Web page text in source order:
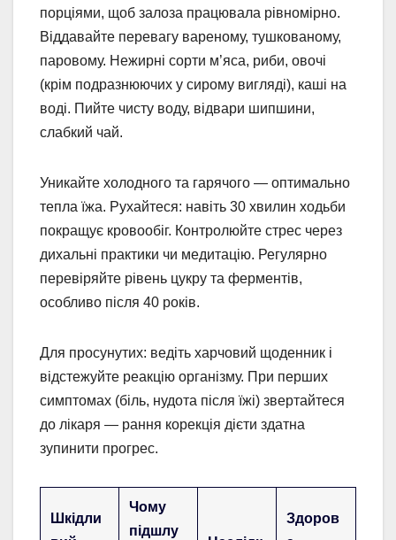
порціями, щоб залоза працювала рівномірно.
Віддавайте перевагу вареному, тушкованому,
паровому. Нежирні сорти м’яса, риби, овочі
(крім подразнюючих у сирому вигляді), каші на
воді. Пийте чисту воду, відвари шипшини,
слабкий чай.
Уникайте холодного та гарячого — оптимально
тепла їжа. Рухайтеся: навіть 30 хвилин ходьби
покращує кровообіг. Контролюйте стрес через
дихальні практики чи медитацію. Регулярно
перевіряйте рівень цукру та ферментів,
особливо після 40 років.
Для просунутих: ведіть харчовий щоденник і
відстежуйте реакцію організму. При перших
симптомах (біль, нудота після їжі) звертайтеся
до лікаря — рання корекція дієти здатна
зупинити прогрес.
Шкідли
Чому
підшлу
Здоров